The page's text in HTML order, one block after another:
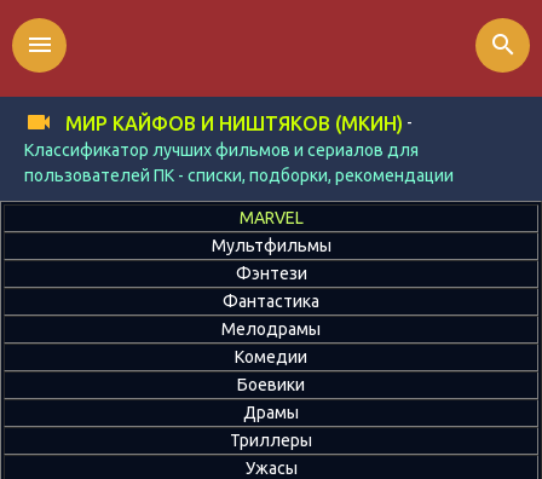
МИР КАЙФОВ И НИШТЯКОВ (МКИН) -
Классификатор лучших фильмов и сериалов для
пользователей ПК - списки, подборки, рекомендации
menu search
MARVEL
Мультфильмы
Фэнтези
Фантастика
Мелодрамы
Комедии
Боевики
Драмы
Триллеры
Ужасы